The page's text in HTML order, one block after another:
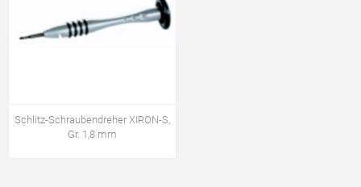
Schlitz-Schraubendreher XIRON-S,
Gr. 1,8 mm